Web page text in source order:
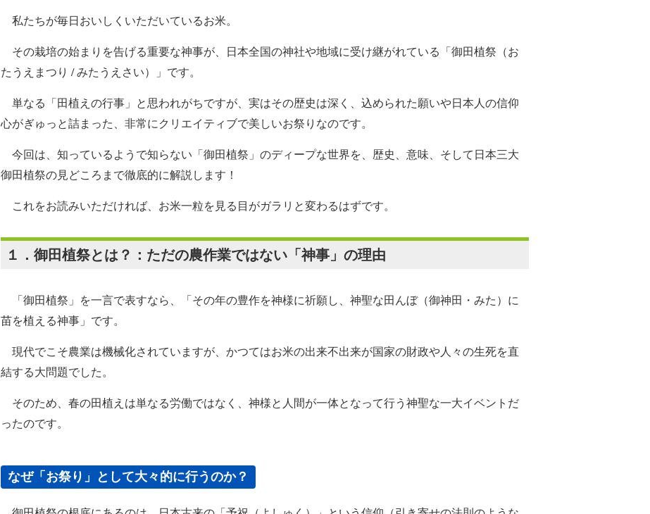
私たちが毎日おいしくいただいているお米。
その栽培の始まりを告げる重要な神事が、日本全国の神社や地域に受け継がれている「御田植祭（お
たうえまつり / みたうえさい）」です。
単なる「田植えの行事」と思われがちですが、実はその歴史は深く、込められた願いや日本人の信仰
心がぎゅっと詰まった、非常にクリエイティブで美しいお祭りなのです。
今回は、知っているようで知らない「御田植祭」のディープな世界を、歴史、意味、そして日本三大
御田植祭の見どころまで徹底的に解説します！
これをお読みいただければ、お米一粒を見る目がガラリと変わるはずです。
１．御田植祭とは？：ただの農作業ではない「神事」の理由
「御田植祭」を一言で表すなら、「その年の豊作を神様に祈願し、神聖な田んぼ（御神田・みた）に
苗を植える神事」です。
現代でこそ農業は機械化されていますが、かつてはお米の出来不出来が国家の財政や人々の生死を直
結する大問題でした。
そのため、春の田植えは単なる労働ではなく、神様と人間が一体となって行う神聖な一大イベントだ
ったのです。
なぜ「お祭り」として大々的に行うのか？